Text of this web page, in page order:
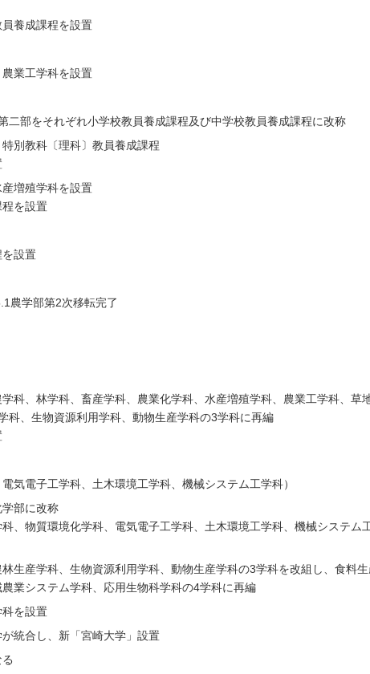
養成課程を設置
業工学科を設置
二部をそれぞれ小学校教員養成課程及び中学校教員養成課程に改称
別教科〔理科〕教員養成課程
増殖学科を設置
を設置
設置
農学部第2次移転完了
科、林学科、畜産学科、農業化学科、水産増殖学科、農業工学科、草
科、生物資源利用学科、動物生産学科の3学科に再編
気電子工学科、土木環境工学科、機械システム工学科）
部に改称
、物質環境化学科、電気電子工学科、土木環境工学科、機械システム
生産学科、生物資源利用学科、動物生産学科の3学科を改組し、食料
業システム学科、応用生物科学科の4学科に再編
を設置
統合し、新「宮崎大学」設置